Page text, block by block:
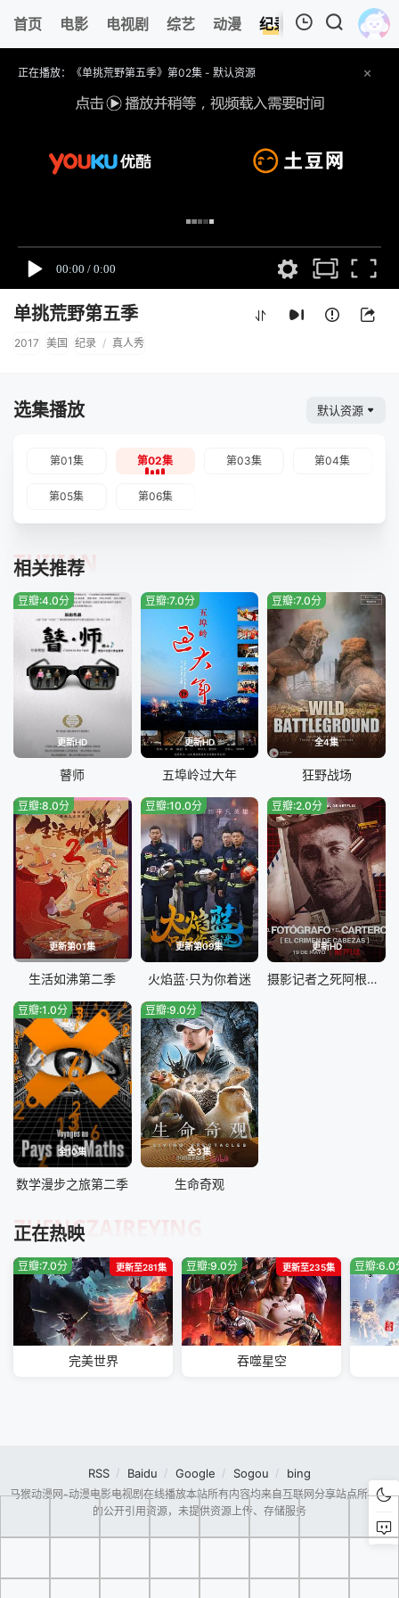
首页 电影 电视剧 综艺 动漫 纪录片 视频短片
我的观影记录
正在播放：《单挑荒野第五季》第02集 - 默认资源
请勿相信视频中广告,以免上当受骗.
单挑荒野第五季
2017 美国 纪录 / 真人秀
选集播放 默认资源
第01集 第02集 第03集 第04集
第05集 第06集
相关推荐
TUIJIAN
更新HD
豆瓣:4.0分
瞽师
更新HD
豆瓣:7.0分
五埠岭过大年
全4集
豆瓣:7.0分
狂野战场
更新第01集
豆瓣:8.0分
生活如沸第二季
更新第09集
豆瓣:10.0分
火焰蓝·只为你着迷
更新HD
豆瓣:2.0分
摄影记者之死阿根廷黑金政治
全10集
豆瓣:1.0分
数学漫步之旅第二季
全3集
豆瓣:9.0分
生命奇观
正在热映
ZHENGZAIREYING
更新至281集
豆瓣:7.0分
完美世界
更新至235集
豆瓣:9.0分
吞噬星空
豆瓣:6.0
RSS Baidu Google Sogou bing
马猴动漫网-动漫电影电视剧在线播放本站所有内容均来自互联网分享站点所提供
的公开引用资源，未提供资源上传、存储服务